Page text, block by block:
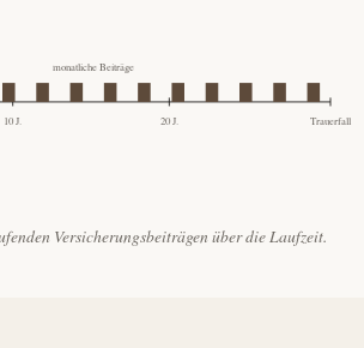
Versicherungs­beiträgen über die Laufzeit.